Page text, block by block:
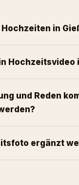
in
Hochzeitsvideo
und Reden
ergänzt